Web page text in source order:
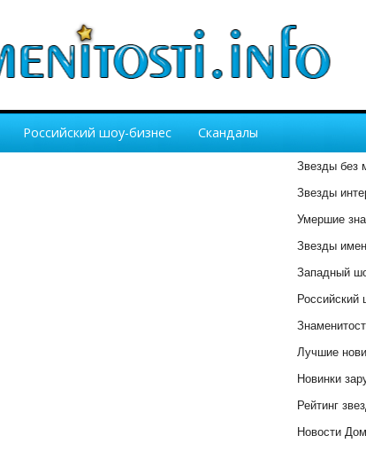
Российский шоу-бизнес Скандалы
Звезды без
Звезды
Умершие
Звезды
Западный
Российский
Лучшие
Новинки
Рейтинг
Новости